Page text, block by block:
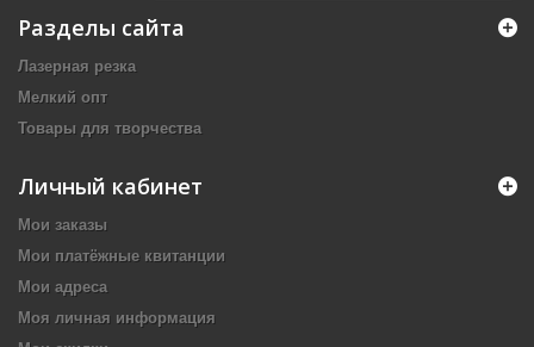
Разделы сайта
Лазерная резка
Мелкий опт
Товары для творчества
Личный кабинет
Мои заказы
Мои платёжные квитанции
Мои адреса
Моя личная информация